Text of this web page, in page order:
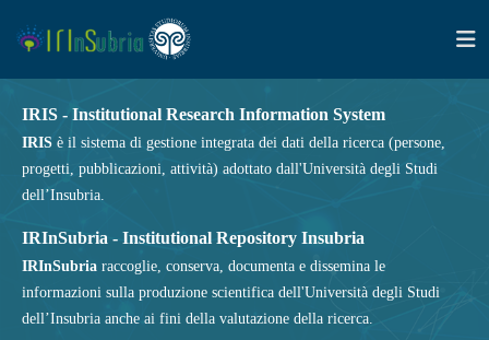
IRIS - Institutional Research Information System
IRIS è il sistema di gestione integrata dei dati della ricerca (persone,
progetti, pubblicazioni, attività) adottato dall'Università degli Studi
dell’Insubria.
IRInSubria - Institutional Repository Insubria
IRInSubria raccoglie, conserva, documenta e dissemina le
informazioni sulla produzione scientifica dell'Università degli Studi
dell’Insubria anche ai fini della valutazione della ricerca.